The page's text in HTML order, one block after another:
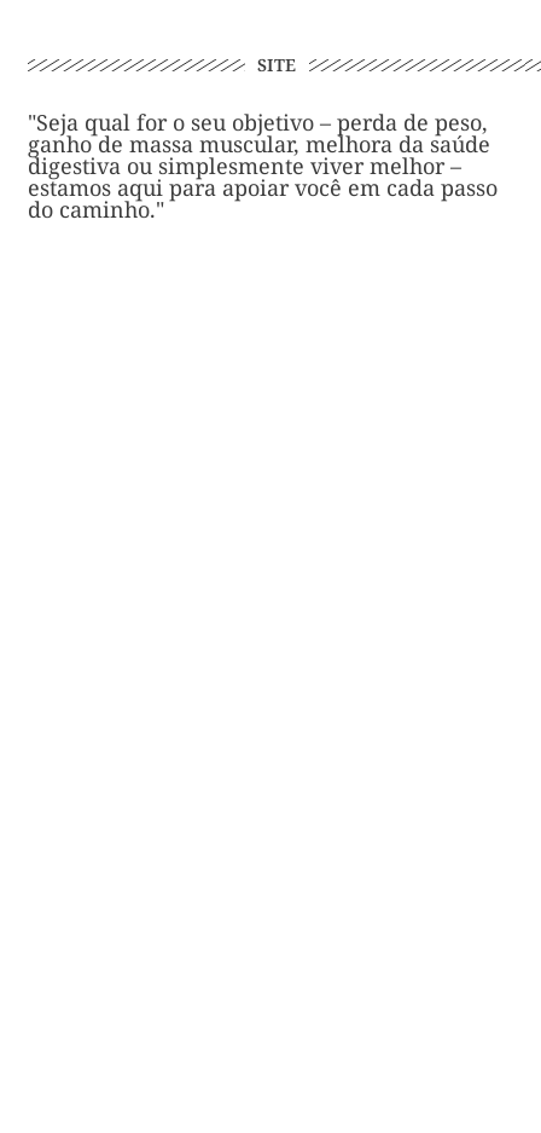
SITE
"Seja qual for o seu objetivo – perda de peso,
ganho de massa muscular, melhora da saúde
digestiva ou simplesmente viver melhor –
estamos aqui para apoiar você em cada passo
do caminho."